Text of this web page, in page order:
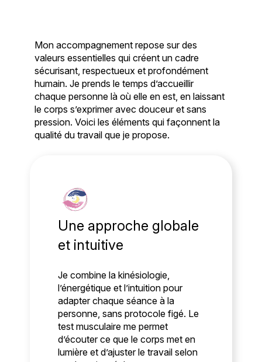
Mon accompagnement repose sur des
valeurs essentielles qui créent un cadre
sécurisant, respectueux et profondément
humain. Je prends le temps d’accueillir
chaque personne là où elle en est, en laissant
le corps s’exprimer avec douceur et sans
pression. Voici les éléments qui façonnent la
qualité du travail que je propose.
Une approche globale
et intuitive
Je combine la kinésiologie,
l’énergétique et l’intuition pour
adapter chaque séance à la
personne, sans protocole figé. Le
test musculaire me permet
d’écouter ce que le corps met en
lumière et d’ajuster le travail selon